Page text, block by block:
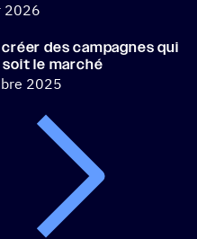
2026
des campagnes qui
le marché
2025